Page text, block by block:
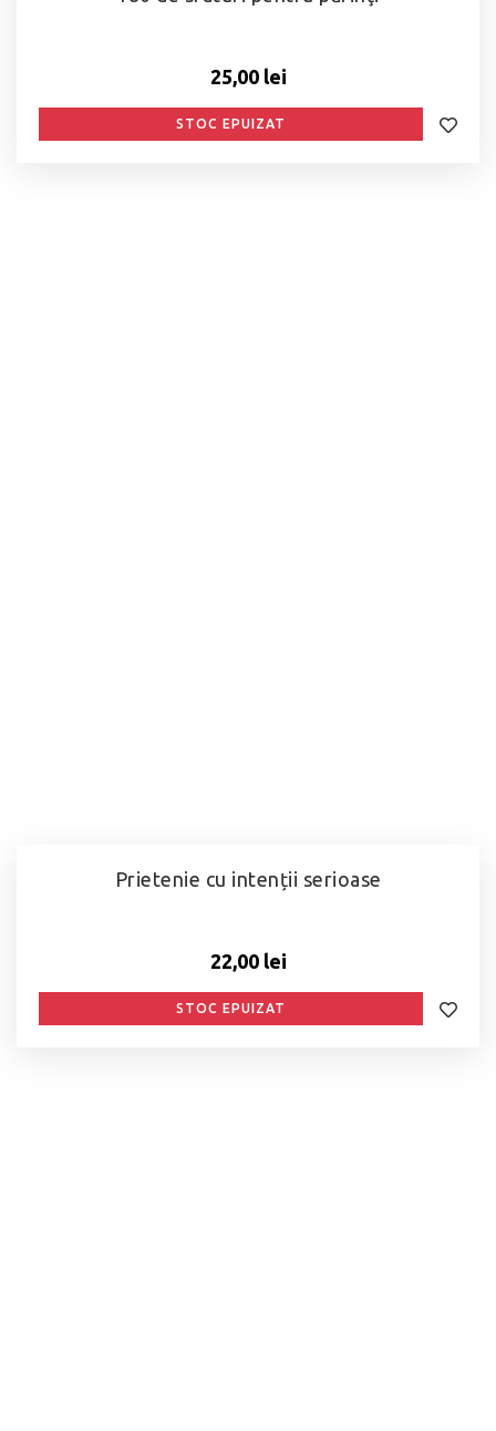
25,00 lei
STOC EPUIZAT
Prietenie cu intenții serioase
22,00 lei
STOC EPUIZAT